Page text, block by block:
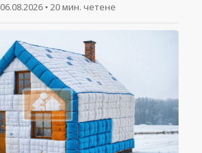
06.08.2026• 20 мин. четене